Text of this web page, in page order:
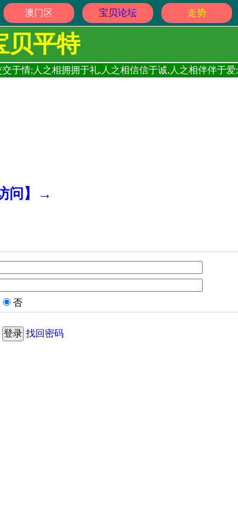
澳门区 宝贝论坛 走势
贝平特
于情;人之相拥拥于礼,人之相信信于诚,人之相伴伴于爱;
问】→
否
找回密码